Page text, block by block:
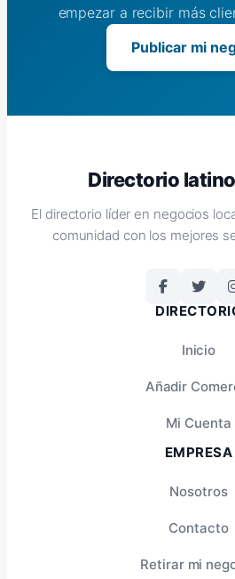
empezar a recibir más
Publicar mi
Directorio
El directorio líder en negocios
comunidad con los mejores
Inicio
Añadir
Mi Cuenta
EMPRESA
Nosotros
Contacto
Retirar mi